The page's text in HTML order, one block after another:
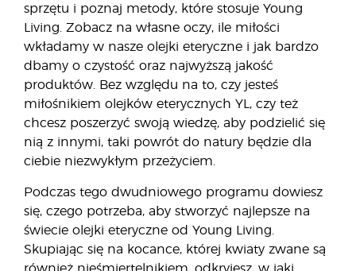
sprzętu i poznaj metody, które stosuje Young
Living. Zobacz na własne oczy, ile miłości
wkładamy w nasze olejki eteryczne i jak bardzo
dbamy o czystość oraz najwyższą jakość
produktów. Bez względu na to, czy jesteś
miłośnikiem olejków eterycznych YL, czy też
chcesz poszerzyć swoją wiedzę, aby podzielić się
nią z innymi, taki powrót do natury będzie dla
ciebie niezwykłym przeżyciem.
Podczas tego dwudniowego programu dowiesz
się, czego potrzeba, aby stworzyć najlepsze na
świecie olejki eteryczne od Young Living.
Skupiając się na kocance, której kwiaty zwane są